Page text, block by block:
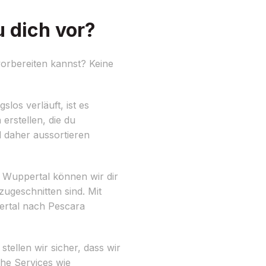
dich vor?
kannst? Keine
verläuft, ist es
erstellen, die du
daher aussortieren
können wir dir
sind. Mit
nach Pescara
wir sicher, dass wir
Services wie